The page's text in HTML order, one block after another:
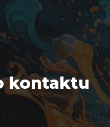
kontaktu